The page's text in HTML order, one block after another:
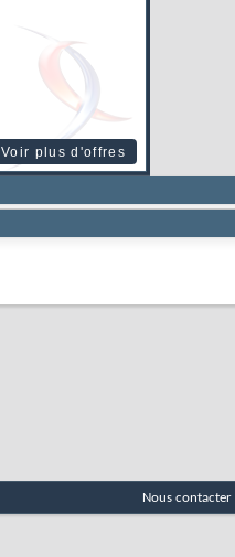
Voir plus d'offres
Nous contacter